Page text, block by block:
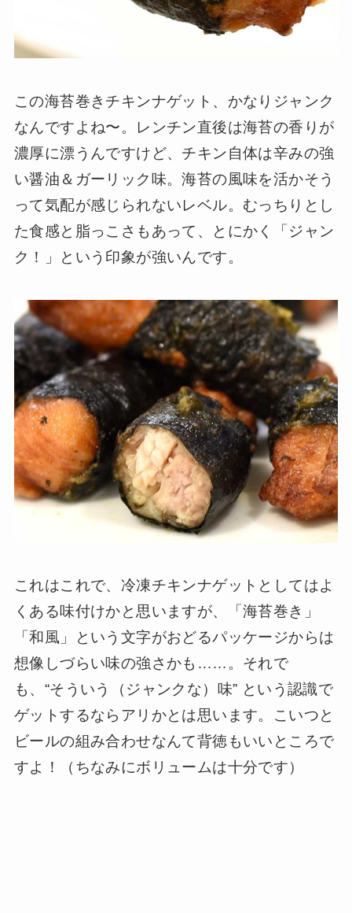
この海苔巻きチキンナゲット、かなりジャンク
なんですよね〜。レンチン直後は海苔の香りが
濃厚に漂うんですけど、チキン自体は辛みの強
い醤油＆ガーリック味。海苔の風味を活かそう
って気配が感じられないレベル。むっちりとし
た食感と脂っこさもあって、とにかく「ジャン
ク！」という印象が強いんです。
これはこれで、冷凍チキンナゲットとしてはよ
くある味付けかと思いますが、「海苔巻き」
「和風」という文字がおどるパッケージからは
想像しづらい味の強さかも……。それで
も、“そういう（ジャンクな）味” という認識で
ゲットするならアリかとは思います。こいつと
ビールの組み合わせなんて背徳もいいところで
すよ！（ちなみにボリュームは十分です）